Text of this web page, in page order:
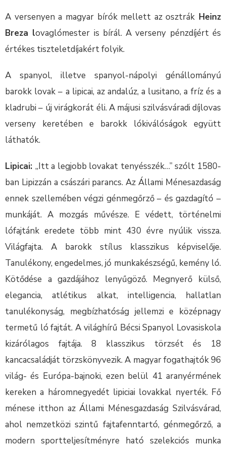
A versenyen a magyar bírók mellett az osztrák Heinz
Breza lovaglómester is bírál. A verseny pénzdíjért és
értékes tiszteletdíjakért folyik.
A spanyol, illetve spanyol-nápolyi génállományú
barokk lovak – a lipicai, az andalúz, a lusitano, a fríz és a
kladrubi – új virágkorát éli. A májusi szilvásváradi díjlovas
verseny keretében e barokk lókiválóságok együtt
láthatók.
Lipicai: „Itt a legjobb lovakat tenyésszék…” szólt 1580-
ban Lipizzán a császári parancs. Az Állami Ménesazdaság
ennek szellemében végzi génmegőrző – és gazdagító –
munkáját. A mozgás művésze. E védett, történelmi
lófajtánk eredete több mint 430 évre nyúlik vissza.
Világfajta. A barokk stílus klasszikus képviselője.
Tanulékony, engedelmes, jó munkakészségű, kemény ló.
Kötődése a gazdájához lenyűgöző. Megnyerő külső,
elegancia, atlétikus alkat, intelligencia, hallatlan
tanulékonyság, megbízhatóság jellemzi e középnagy
termetű ló fajtát. A világhírű Bécsi Spanyol Lovasiskola
kizárólagos fajtája. 8 klasszikus törzsét és 18
kancacsaládját törzskönyvezik. A magyar fogathajtók 96
világ- és Európa-bajnoki, ezen belül 41 aranyérmének
kereken a háromnegyedét lipiciai lovakkal nyerték. Fő
ménese itthon az Állami Ménesgazdaság Szilvásvárad,
ahol nemzetközi szintű fajtafenntartó, génmegőrző, a
modern sportteljesítményre ható szelekciós munka